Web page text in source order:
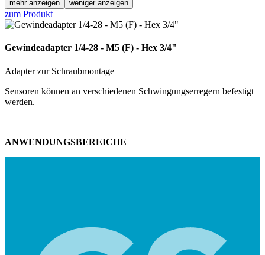
mehr anzeigen weniger anzeigen
zum Produkt
Gewindeadapter 1/4-28 - M5 (F) - Hex 3/4"
Adapter zur Schraubmontage
Sensoren können an verschiedenen Schwingungserregern befestigt
werden.
ANWENDUNGSBEREICHE